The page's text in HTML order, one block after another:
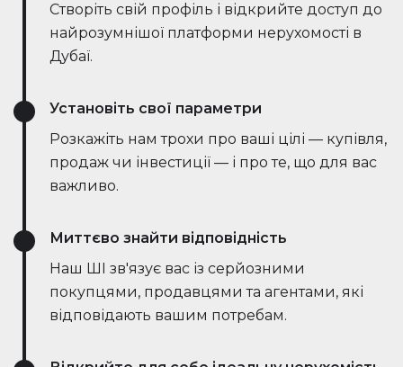
Створіть свій профіль і відкрийте доступ до
найрозумнішої платформи нерухомості в
Дубаї.
Установіть свої параметри
Розкажіть нам трохи про ваші цілі — купівля,
продаж чи інвестиції — і про те, що для вас
важливо.
Миттєво знайти відповідність
Наш ШІ зв'язує вас із серйозними
покупцями, продавцями та агентами, які
відповідають вашим потребам.